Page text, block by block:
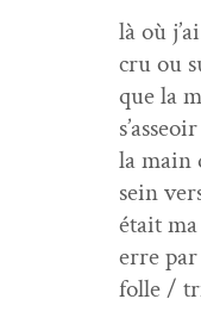
là où
cru ou
que la
la main
sein
était
erre
folle /